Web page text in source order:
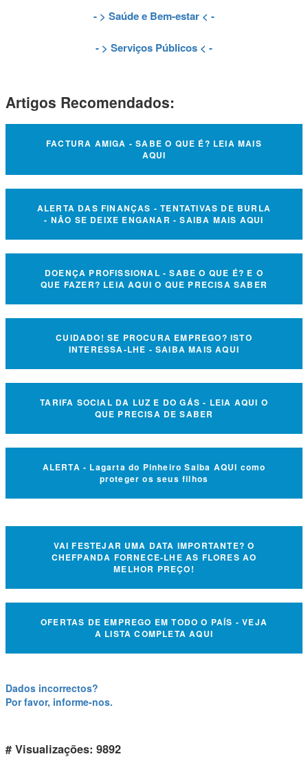
- > Saúde e Bem-estar < -
- > Serviços Públicos < -
Artigos Recomendados:
FACTURA AMIGA - SABE O QUE É? LEIA MAIS
AQUI
ALERTA DAS FINANÇAS - TENTATIVAS DE BURLA
- NÃO SE DEIXE ENGANAR - SAIBA MAIS AQUI
DOENÇA PROFISSIONAL - SABE O QUE É? E O
QUE FAZER? LEIA AQUI O QUE PRECISA SABER
CUIDADO! SE PROCURA EMPREGO? ISTO
INTERESSA-LHE - SAIBA MAIS AQUI
TARIFA SOCIAL DA LUZ E DO GÁS - LEIA AQUI O
QUE PRECISA DE SABER
ALERTA - Lagarta do Pinheiro Saiba AQUI como
proteger os seus filhos
VAI FESTEJAR UMA DATA IMPORTANTE? O
CHEFPANDA FORNECE-LHE AS FLORES AO
MELHOR PREÇO!
OFERTAS DE EMPREGO EM TODO O PAÍS - VEJA
A LISTA COMPLETA AQUI
Dados incorrectos?
Por favor, informe-nos.
# Visualizações: 9892